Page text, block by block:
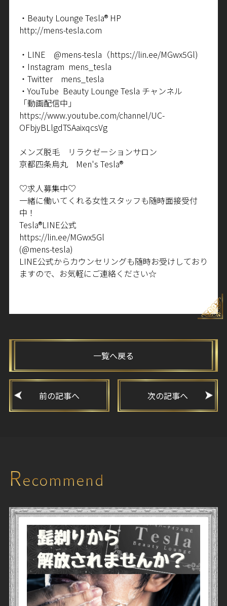
・Beauty Lounge Tesla® HP
http://mens-tesla.com
・LINE @mens-tesla（https://lin.ee/MGwx5Gl)
・Instagram mens_tesla
・Twitter mens_tesla
・YouTube Beauty Lounge Tesla チャンネル
「動画配信中」
https://www.youtube.com/channel/UC-
OFbjyBLlgdTSAaixqcsVg
メンズ脱毛 リラクゼーションサロン
京都四条烏丸 Men's Tesla®
♡求人募集中♡
一緒に働いてくれる女性スタッフも随時面接受付
中！
Tesla®LINE公式
https://lin.ee/MGwx5Gl
(@mens-tesla)
LINE公式からカウンセリングも随時お受けしており
ますので、お気軽にご連絡ください☆
前の記事へ
一覧へ戻る
次の記事へ
Recommend